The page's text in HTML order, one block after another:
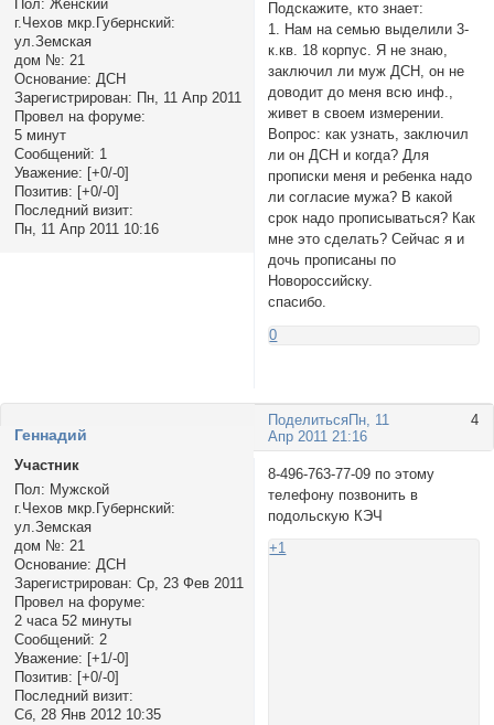
Пол: Женский
г.Чехов мкр.Губернский:
ул.Земская
дом №: 21
Основание: ДСН
Зарегистрирован: Пн, 11 Апр 2011
Провел на форуме:
5 минут
Сообщений: 1
Уважение: [+0/-0]
Позитив: [+0/-0]
Последний визит:
Пн, 11 Апр 2011 10:16
Подскажите, кто знает:
1. Нам на семью выделили 3-
к.кв. 18 корпус. Я не знаю,
заключил ли муж ДСН, он не
доводит до меня всю инф.,
живет в своем измерении.
Вопрос: как узнать, заключил
ли он ДСН и когда? Для
прописки меня и ребенка надо
ли согласие мужа? В какой
срок надо прописываться? Как
мне это сделать? Сейчас я и
дочь прописаны по
Новороссийску.
спасибо.
0
Поделиться 4
Пн, 11
Апр 2011 21:16
Геннадий
Участник
Пол: Мужской
г.Чехов мкр.Губернский:
ул.Земская
дом №: 21
Основание: ДСН
Зарегистрирован: Ср, 23 Фев 2011
Провел на форуме:
2 часа 52 минуты
Сообщений: 2
Уважение: [+1/-0]
Позитив: [+0/-0]
Последний визит:
Сб, 28 Янв 2012 10:35
8-496-763-77-09 по этому
телефону позвонить в
подольскую КЭЧ
+1